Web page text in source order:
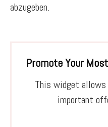
abzugeben.
Promote Your
This widget allows
important